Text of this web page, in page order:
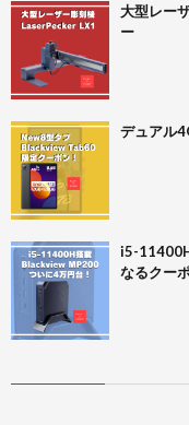
大型レー
ー
デュアル
i5-
なるクー